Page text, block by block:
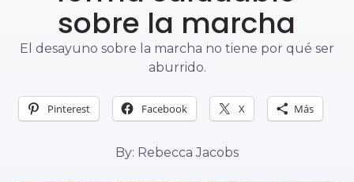
sobre la marcha
El desayuno sobre la marcha no tiene por qué ser
aburrido.
Pinterest Facebook X Más
By: Rebecca Jacobs